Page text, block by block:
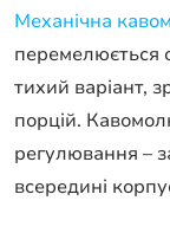
Механічна
перемелюється
тихий варіант,
порцій.
регулювання –
всередині